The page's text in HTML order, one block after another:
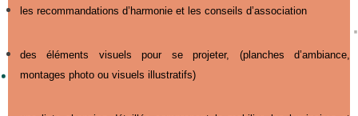
les recommandations d’harmonie et les conseils d’association
des éléments visuels pour se projeter, (planches d’ambiance,
montages photo ou visuels illustratifs)